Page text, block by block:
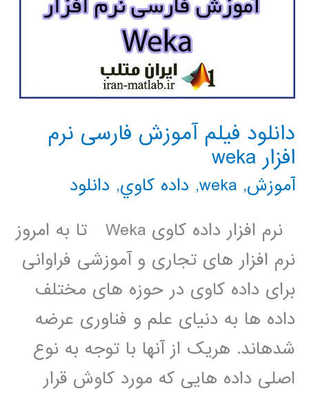
دانلود فیلم آموزش فارسی نرم
افزار weka
آموزش,
weka
, داده كاوي, دانلود
نرم ­افزار داده کاوی Weka تا به امروز
نرم افزار های تجاری و آموزشی فراوانی
برای داده کاوی در حوزه های مختلف
داده ها به دنيای علم و فناوری عرضه
شده­اند. هريک از آنها با توجه به نوع
اصلی داده هايی که مورد کاوش قرار